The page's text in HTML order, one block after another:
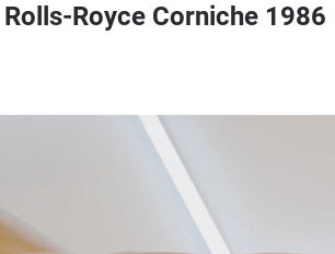
Royce Corniche 1986